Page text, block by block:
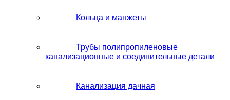
Кольца и манжеты
Трубы полипропиленовые
канализационные и соединительные детали
Канализация дачная